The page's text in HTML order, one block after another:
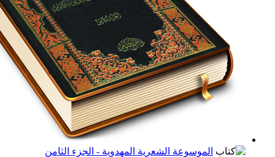
الموسوعة الشعرية المهدوية - الجزء الثامن